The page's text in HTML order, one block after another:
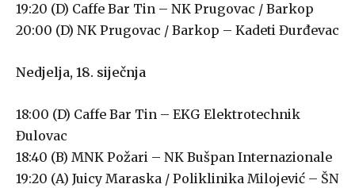
19:20 (D) Caffe Bar Tin – NK Prugovac / Barkop
20:00 (D) NK Prugovac / Barkop – Kadeti Đurđevac
Nedjelja, 18. siječnja
18:00 (D) Caffe Bar Tin – EKG Elektrotechnik
Đulovac
18:40 (B) MNK Požari – NK Bušpan Internazionale
19:20 (A) Juicy Maraska / Poliklinika Milojević – ŠN